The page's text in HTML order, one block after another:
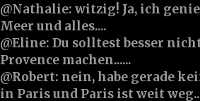
@Nathalie: witzig! Ja, ich
Meer und alles....
@Eline: Du solltest besser
Provence machen......
@Robert: nein, habe gerade
in Paris und Paris ist weit